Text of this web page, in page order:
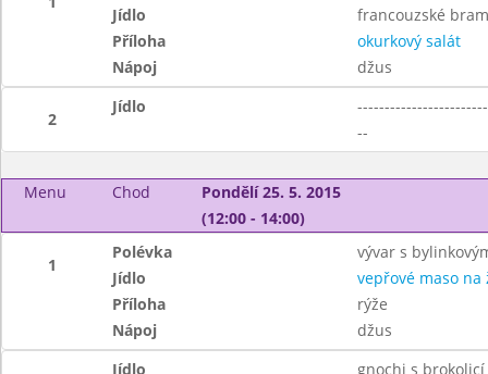
Jídlo
francouzské
Příloha
okurkový salát
Nápoj
džus
2
Jídlo
--
Menu Chod
Pondělí 25. 5. 2015
(12:00 - 14:00)
1
Polévka
vývar s
Jídlo
vepřové maso na
Příloha
rýže
Nápoj
džus
Jídlo gnochi s